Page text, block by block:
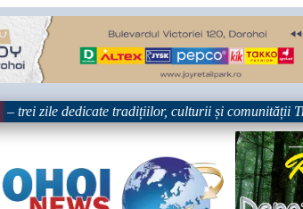
zile dedicate tradițiilor, culturii și comunității Trei